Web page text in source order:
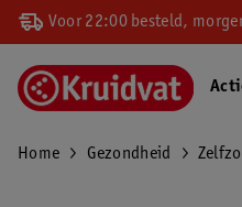
Voor 22:00 besteld,
Home Gezondheid